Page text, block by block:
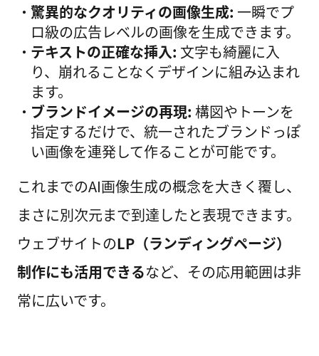
驚異的なクオリティの画像生成: 一瞬でプ
ロ級の広告レベルの画像を生成できます。
テキストの正確な挿入: 文字も綺麗に入
り、崩れることなくデザインに組み込まれ
ます。
ブランドイメージの再現: 構図やトーンを
指定するだけで、統一されたブランドっぽ
い画像を連発して作ることが可能です。
これまでのAI画像生成の概念を大きく覆し、
まさに別次元まで到達したと表現できます。
ウェブサイトのLP（ランディングページ）
制作にも活用できるなど、その応用範囲は非
常に広いです。